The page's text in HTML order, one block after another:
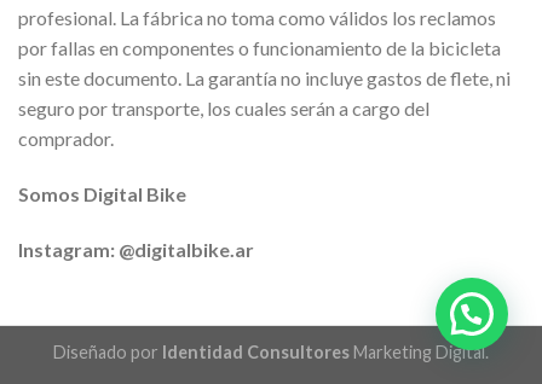
profesional. La fábrica no toma como válidos los reclamos
por fallas en componentes o funcionamiento de la bicicleta
sin este documento. La garantía no incluye gastos de flete, ni
seguro por transporte, los cuales serán a cargo del
comprador.
Somos Digital Bike
Instagram: @digitalbike.ar
Diseñado por Identidad Consultores Marketing Digital.